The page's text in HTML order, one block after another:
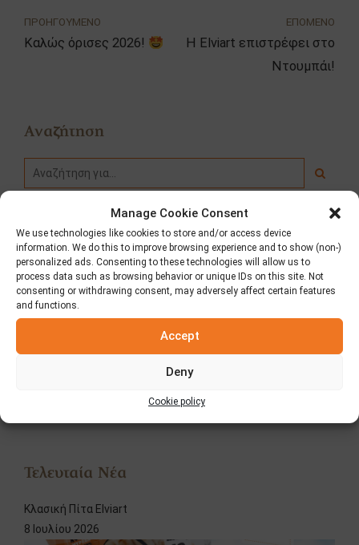
Manage Cookie Consent
We use technologies like cookies to store and/or access device
information. We do this to improve browsing experience and to show (non-)
personalized ads. Consenting to these technologies will allow us to
process data such as browsing behavior or unique IDs on this site. Not
consenting or withdrawing consent, may adversely affect certain features
and functions.
Accept
Deny
Cookie policy
ΠΡΟΗΓΟΥΜΕΝΟ
Καλώς όρισες 2026!
ΕΠΟΜΕΝΟ
Η Elviart επιστρέφει στο
Ντουμπάι!
Αναζήτηση
Κατηγορίες
Fooding
Τελευταία Νέα
Κλασική Πίτα Elviart
8 Ιουλίου 2026